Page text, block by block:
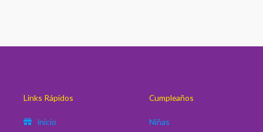
Links Rápidos
Inicio
Cumpleaños
Niñas